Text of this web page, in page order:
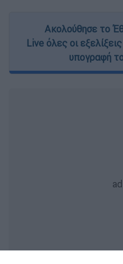
Ακολούθησε το
Live όλες οι
υπογραφή